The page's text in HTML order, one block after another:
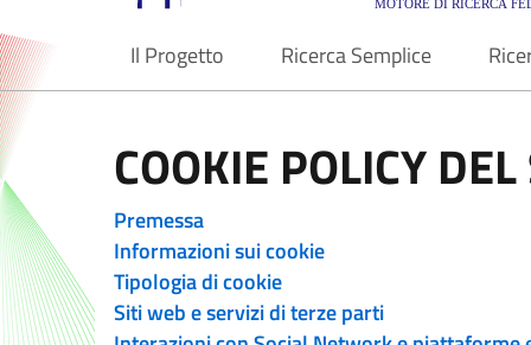
Normattiva
Il Progetto
current Ricerca Semplice
COOKIE POLICY
Premessa
Informazioni sui cookie
Tipologia di cookie
Siti web e servizi di terze parti